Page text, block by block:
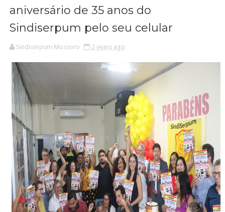
aniversário de 35 anos do
Sindiserpum pelo seu celular
Sindiserpum Mossoro 2 years ago